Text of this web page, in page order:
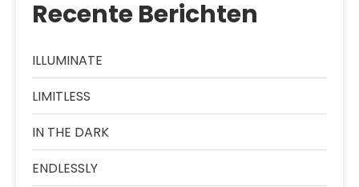
Recente Berichten
ILLUMINATE
LIMITLESS
IN THE DARK
ENDLESSLY